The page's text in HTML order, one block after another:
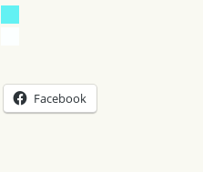
Facebook